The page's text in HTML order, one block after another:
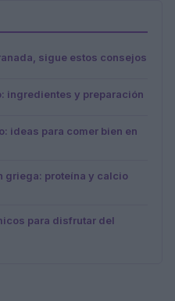
sigue estos consejos
ingredientes y preparación
ideas para comer bien en
griega: proteína y calcio
para disfrutar del